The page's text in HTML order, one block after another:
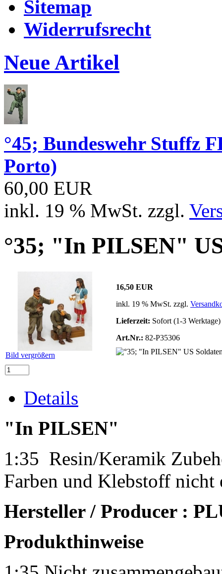
Sitemap
Widerrufsrecht
Neue Artikel
°45; Bundeswehr Stuffz
Porto)
60,00 EUR
inkl. 19 % MwSt. zzgl.
°35; "In PILSEN"
Bild vergrößern
16,50 EUR
inkl. 19 % MwSt. zzgl.
Lieferzeit: Sofort (1-3 Werktage)
Art.Nr.: 82-P35306
Details
"In PILSEN"
1:35 Resin/Keramik
Farben und Klebstoff nicht
Hersteller / Producer :
Produkthinweise